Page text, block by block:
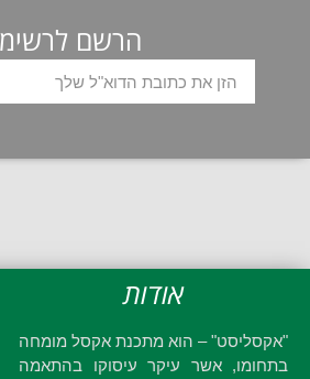
הרשם
אודות
"אקסליסט" – הוא מתכנת אקסל מומחה
בתחומו, אשר עיקר עיסוקו בהתאמה